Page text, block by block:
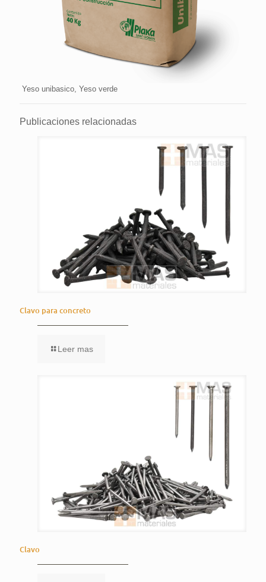
Yeso unibasico, Yeso verde
Publicaciones relacionadas
Clavo para concreto
Leer mas
Clavo